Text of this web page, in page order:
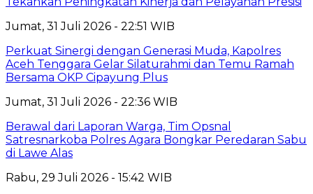
Jumat, 31 Juli 2026 - 22:51 WIB
Perkuat Sinergi dengan Generasi Muda, Kapolres
Aceh Tenggara Gelar Silaturahmi dan Temu Ramah
Bersama OKP Cipayung Plus
Jumat, 31 Juli 2026 - 22:36 WIB
Berawal dari Laporan Warga, Tim Opsnal
Satresnarkoba Polres Agara Bongkar Peredaran Sabu
di Lawe Alas
Rabu, 29 Juli 2026 - 15:42 WIB